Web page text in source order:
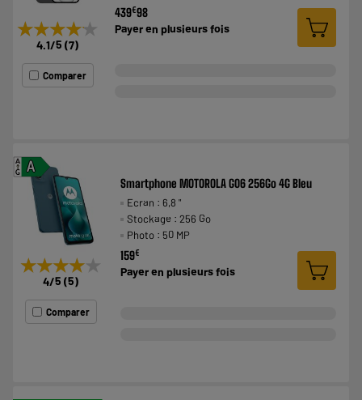
★★★★★
★★★★★
4.1/5 (7)
Comparer
439€98
Payer en plusieurs fois
A
A
G
★★★★★
★★★★★
4/5 (5)
Comparer
Smartphone MOTOROLA G06 256Go 4G Bleu
Ecran : 6,8 "
Stockage : 256 Go
Photo : 50 MP
159€
Payer en plusieurs fois